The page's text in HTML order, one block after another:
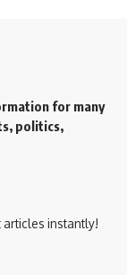
for many
politics,
instantly!